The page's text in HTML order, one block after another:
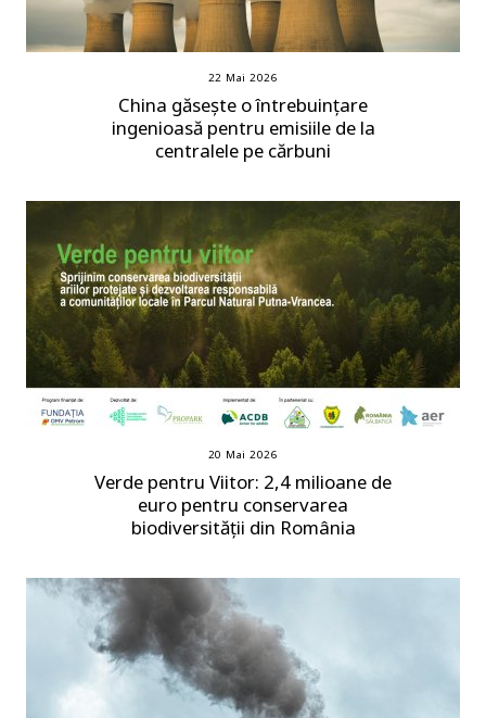
22 Mai 2026
China găsește o întrebuințare
ingenioasă pentru emisiile de la
centralele pe cărbuni
20 Mai 2026
Verde pentru Viitor: 2,4 milioane de
euro pentru conservarea
biodiversității din România